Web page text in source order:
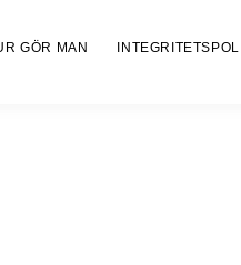
GÖR MAN